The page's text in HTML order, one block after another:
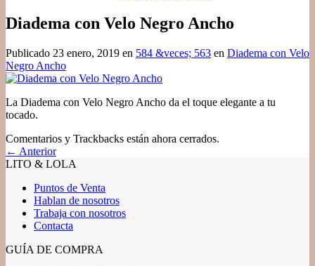
Diadema con Velo Negro Ancho
Publicado 23 enero, 2019 en 584 &veces; 563 en Diadema con Velo
Negro Ancho
La Diadema con Velo Negro Ancho da el toque elegante a tu
tocado.
Comentarios y Trackbacks están ahora cerrados.
← Anterior
LITO & LOLA
Puntos de Venta
Hablan de nosotros
Trabaja con nosotros
Contacta
GUÍA DE COMPRA